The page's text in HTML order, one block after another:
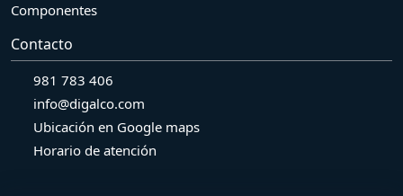
Componentes
Contacto
981 783 406
info@digalco.com
Ubicación en Google maps
Horario de atención